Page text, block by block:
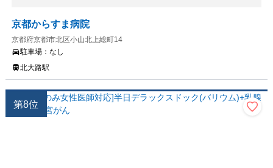
京都からすま病院
京都府京都市北区小山北上総町14
駐車場： なし
北大路駅
第8位